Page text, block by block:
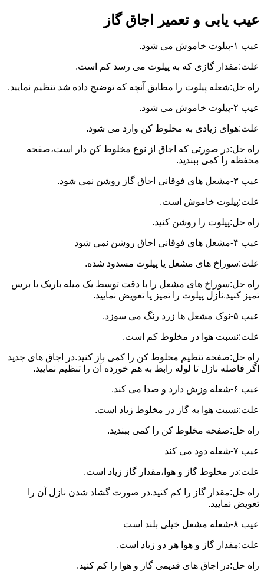
عیب یابی و تعمیر اجاق گاز
عیب ۱-پیلوت خاموش می شود.
علت:مقدار گازی که به پیلوت می رسد کم است.
راه حل:شعله پیلوت را مطابق آنچه که توضیح داده شد تنظیم نمایید.
عیب ۲-پیلوت خاموش می شود.
علت:هوای زیادی به مخلوط کن وارد می شود.
راه حل:در صورتی که اجاق از نوع مخلوط کن دار است،صفحه
محفظه را کمی ببندید.
عیب ۳-مشعل های فوقانی اجاق گاز روشن نمی شود.
علت:پیلوت خاموش است.
راه حل:پیلوت را روشن کنید.
عیب ۴-مشعل های فوقانی اجاق روشن نمی شود
علت:سوراخ های مشعل یا پیلوت مسدود شده.
راه حل:سوراخ های مشعل را با دقت توسط یک میله باریک یا برس
تمیز کنید.نازل پیلوت را تمیز یا تعویض نمایید.
عیب ۵-نوک مشعل ها زرد رنگ می سوزد.
علت:نسبت هوا در مخلوط کم است.
راه حل:صفحه تنظیم مخلوط کن را کمی باز کنید.در اجاق های جدید
اگر فاصله نازل تا لوله رابط به هم خورده آن را تنظیم نمایید.
عیب ۶-شعله وزش دارد و صدا می کند.
علت:نسبت هوا به گاز در مخلوط زیاد است.
راه حل:صفحه مخلوط کن را کمی ببندید.
عیب ۷-شعله دود می کند
علت:در مخلوط گاز و هوا،مقدار گاز زیاد است.
راه حل:مقدار گاز را کم کنید.در صورت گشاد شدن نازل آن را
تعویض نمایید.
عیب ۸-شعله مشعل خیلی بلند است
علت:مقدار گاز و هوا هر دو زیاد است.
راه حل:در اجاق های قدیمی گاز و هوا را کم کنید.